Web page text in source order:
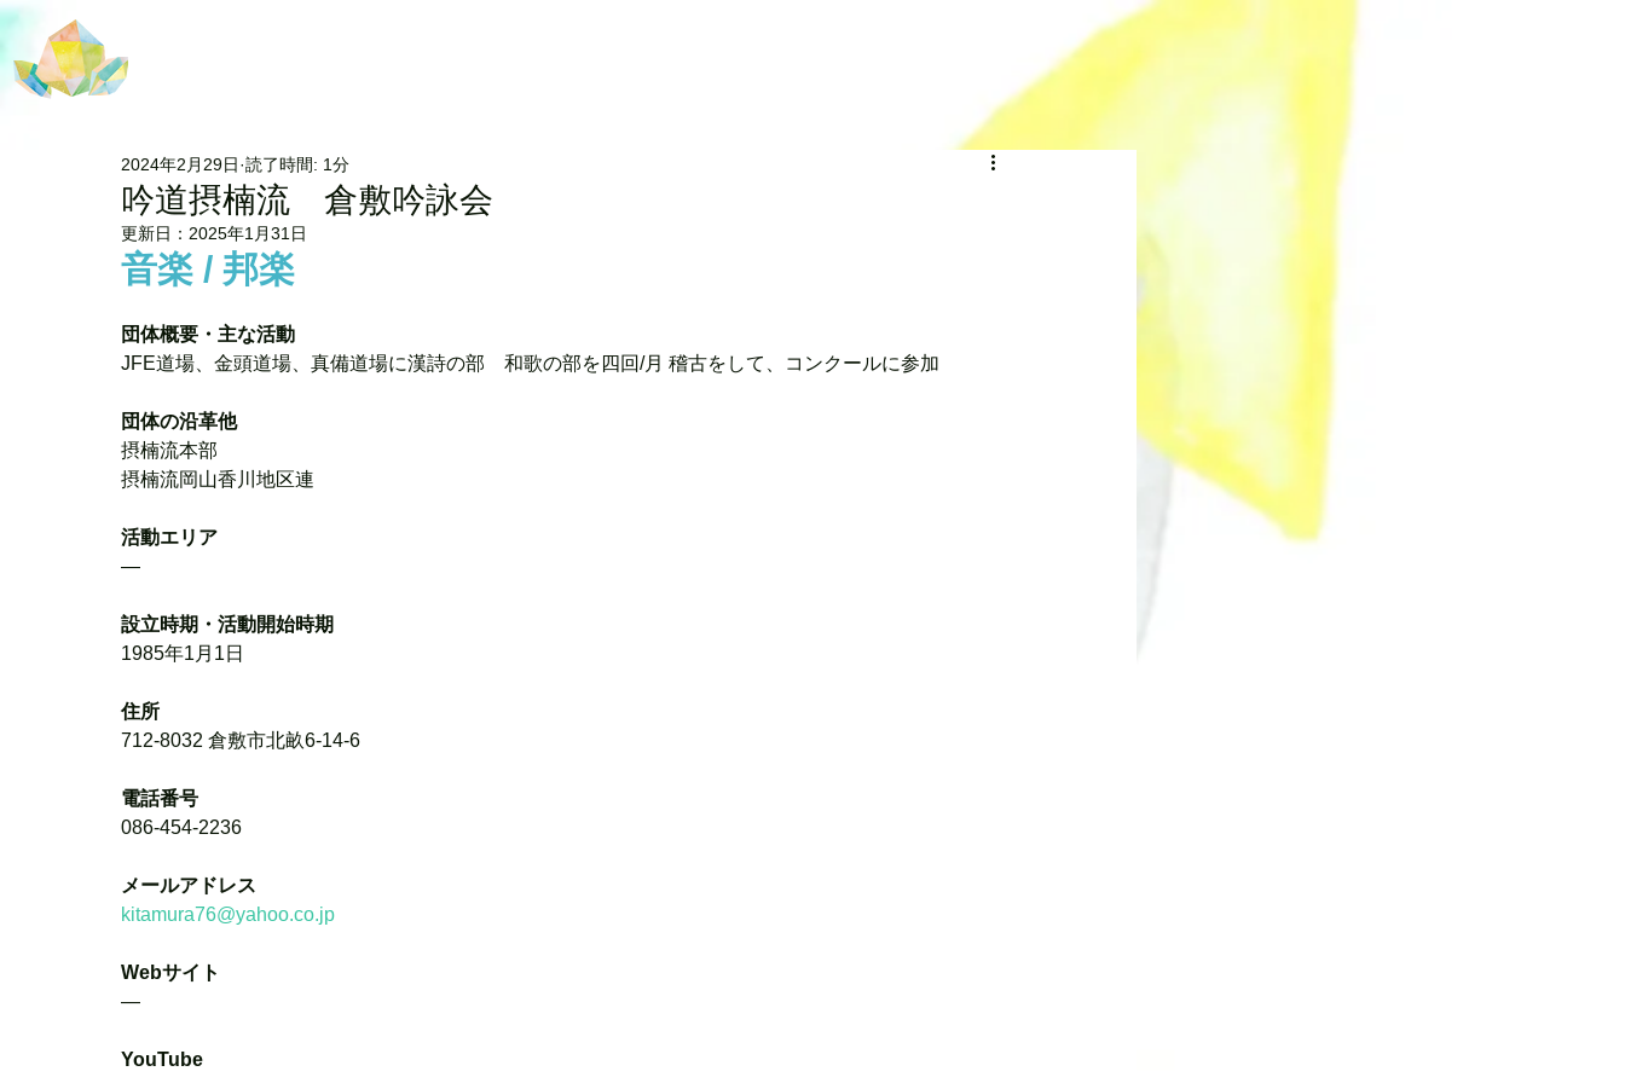
吟道摂楠流 倉敷吟詠会
2024年2月29日 読了時間: 1分
更新日： 2025年1月31日
音楽 / 邦楽
団体概要・主な活動
JFE道場、金頭道場、真備道場に漢詩の部　和歌の部を四回/月 稽古をして、コンクールに参加
団体の沿革他
摂楠流本部
摂楠流岡山香川地区連
活動エリア
―
設立時期・活動開始時期
1985年1月1日
住所
712-8032 倉敷市北畝6-14-6
電話番号
086-454-2236
メールアドレス
kitamura76@yahoo.co.jp
Webサイト
―
YouTube